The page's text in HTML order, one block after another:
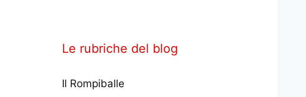
Le rubriche del blog
Il Rompiballe